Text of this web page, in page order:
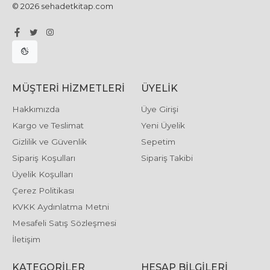
© 2026 sehadetkitap.com
MÜŞTERI HIZMETLERI
Hakkımızda
Kargo ve Teslimat
Gizlilik ve Güvenlik
Sipariş Koşulları
Üyelik Koşulları
Çerez Politikası
KVKK Aydınlatma Metni
Mesafeli Satış Sözleşmesi
İletişim
ÜYELIK
Üye Girişi
Yeni Üyelik
Sepetim
Sipariş Takibi
KATEGORILER HESAP BILGILERI